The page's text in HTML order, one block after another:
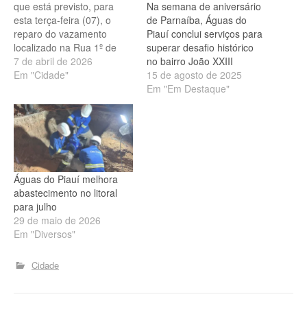
que está previsto, para
esta terça-feira (07), o
reparo do vazamento
localizado na Rua 1º de
Maio, bairro Cantagalo, em
Parnaíba. Por se tratar de
demanda um maior prazo
de execução e será
realizado das 9h às 18h, a
depender…
7 de abril de 2026
Em "Cidade"
Na semana de aniversário
de Parnaíba, Águas do
Piauí conclui serviços para
superar desafio histórico
no bairro João XXIII
15 de agosto de 2025
Em "Em Destaque"
Águas do Piauí melhora
abastecimento no litoral
para julho
29 de maio de 2026
Em "Diversos"
Cidade